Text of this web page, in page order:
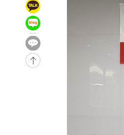
3시간 전 >
외신들도 주목한 韓축구
3시간 전 >
11시간 압수수색에 성접
3시간 전 >
[속보]규제합리화위원회
후임
-18112초 전 >
이강인, 폭염 속 AT
-15251초 전 >
미 사업체 일자리, 7
[속보] 미 사업체, 일
[속보]이 대통령 "부동
이란, "오만과 '중앙 단
"낮 기온 소폭 하락"…
[속보]이 대통령, '호우